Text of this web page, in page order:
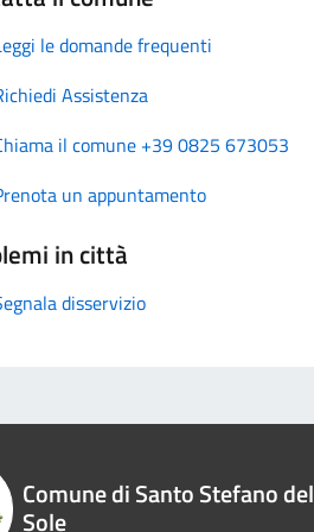
le domande frequenti
Assistenza
il comune +39 0825 673053
un appuntamento
in città
disservizio
Comune di Santo Stefano del
Sole